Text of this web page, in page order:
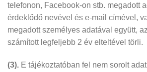
telefonon, Facebook-on stb. megadott
érdeklődő nevével és e-mail címével,
megadott személyes adatával együtt,
számított legfeljebb 2 év elteltével törli.
(3). E tájékoztatóban fel nem sorolt